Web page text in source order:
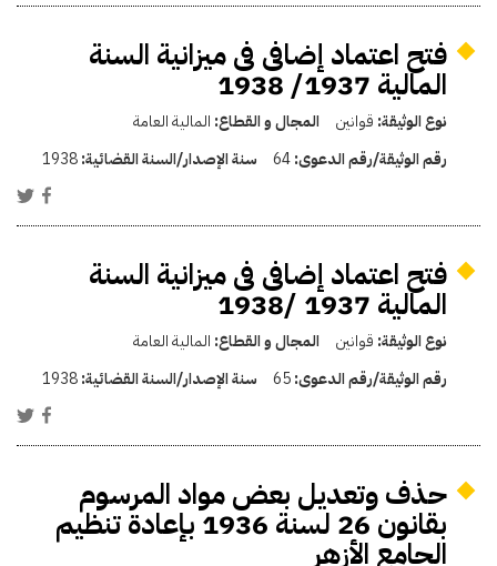
فتح اعتماد إضافى فى ميزانية السنة
المالية 1937/ 1938
نوع الوثيقة: قوانين المجال و القطاع: المالية العامة
رقم الوثيقة/رقم الدعوى:64 سنة الإصدار/السنة القضائية:1938
فتح اعتماد إضافى فى ميزانية السنة
المالية 1937 /1938
نوع الوثيقة: قوانين المجال و القطاع: المالية العامة
رقم الوثيقة/رقم الدعوى:65 سنة الإصدار/السنة القضائية:1938
حذف وتعديل بعض مواد المرسوم
بقانون 26 لسنة 1936 بإعادة تنظيم
الجامع الأزهر